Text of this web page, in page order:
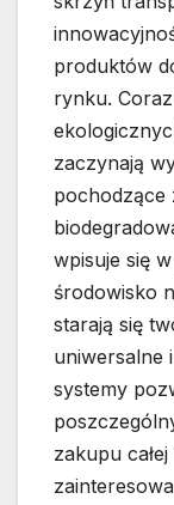
produktów
rynku.
zaczynają
pochodzące
wpisuje się
środowisko
starają się
uniwersalne
systemy
zakupu